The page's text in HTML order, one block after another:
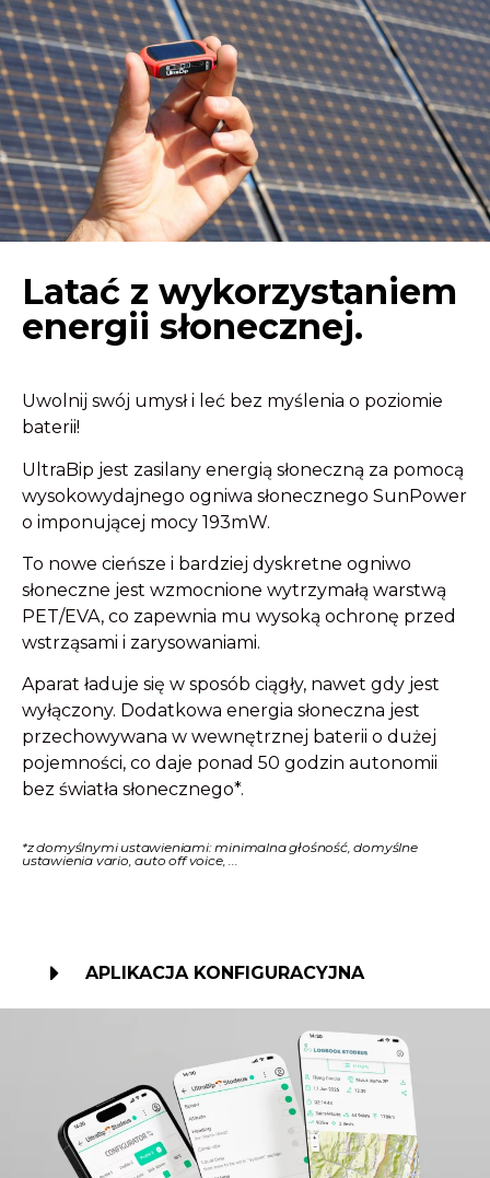
Latać z wykorzystaniem
energii słonecznej.
Uwolnij swój umysł i leć bez myślenia o poziomie
baterii!
UltraBip jest zasilany energią słoneczną za pomocą
wysokowydajnego ogniwa słonecznego SunPower
o imponującej mocy 193mW.
To nowe cieńsze i bardziej dyskretne ogniwo
słoneczne jest wzmocnione wytrzymałą warstwą
PET/EVA, co zapewnia mu wysoką ochronę przed
wstrząsami i zarysowaniami.
Aparat ładuje się w sposób ciągły, nawet gdy jest
wyłączony. Dodatkowa energia słoneczna jest
przechowywana w wewnętrznej baterii o dużej
pojemności, co daje ponad 50 godzin autonomii
bez światła słonecznego*.
*z domyślnymi ustawieniami: minimalna głośność, domyślne
ustawienia vario, auto off voice, ...
APLIKACJA KONFIGURACYJNA